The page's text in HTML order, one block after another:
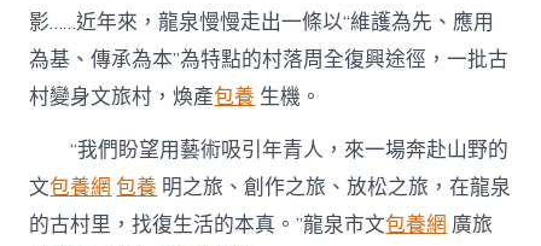
影……近年來，龍泉慢慢走出一條以“維護為先、應用
為基、傳承為本”為特點的村落周全復興途徑，一批古
村變身文旅村，煥產包養 生機。
“我們盼望用藝術吸引年青人，來一場奔赴山野的
文包養網 包養 明之旅、創作之旅、放松之旅，在龍泉
的古村里，找復生活的本真。”龍泉市文包養網 廣旅